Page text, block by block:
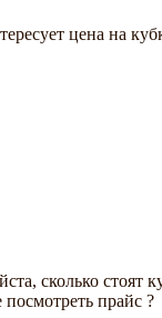
цена на
сколько стоят
посмотреть прайс ?